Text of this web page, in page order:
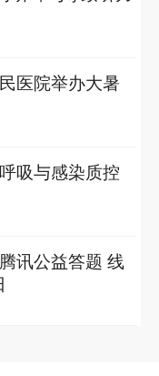
医院举办大暑
吸与感染质控
讯公益答题 线